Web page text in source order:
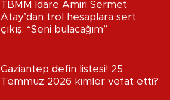
TBMM İdare Amiri Sermet
Atay’dan trol hesaplara sert
çıkış: “Seni bulacağım”
Gaziantep defin listesi! 25
Temmuz 2026 kimler vefat etti?